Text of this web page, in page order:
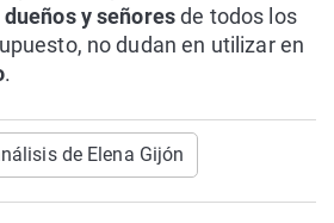
dueños y señoresde todos los
no dudan en utilizar en
.
de Elena Gijón